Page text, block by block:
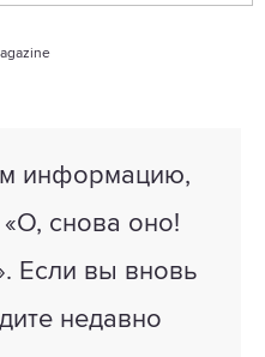
информацию,
«О, снова оно!
Если вы вновь
недавно